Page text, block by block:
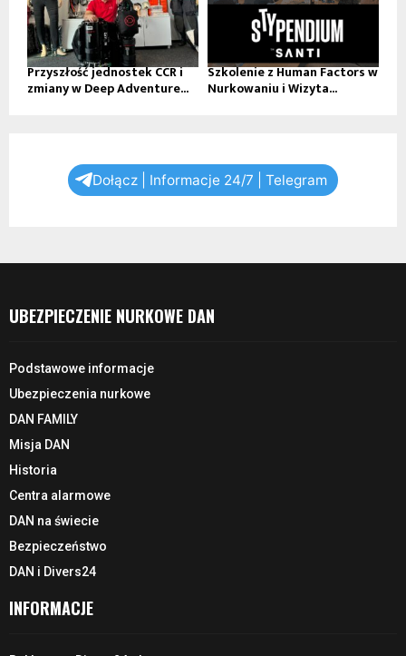
Przyszłość jednostek CCR i
zmiany w Deep Adventure...
Szkolenie z Human Factors w
Nurkowaniu i Wizyta...
Dołącz | Informacje 24/7 | Telegram
UBEZPIECZENIE NURKOWE DAN
Podstawowe informacje
Ubezpieczenia nurkowe
DAN FAMILY
Misja DAN
Historia
Centra alarmowe
DAN na świecie
Bezpieczeństwo
DAN i Divers24
INFORMACJE